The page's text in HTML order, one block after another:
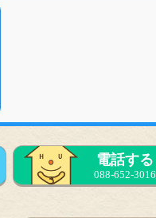
電話する
088-652-3016